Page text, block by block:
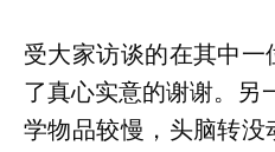
受大家访谈的在其中
了真心实意的谢谢。另
学物品较慢，头脑转